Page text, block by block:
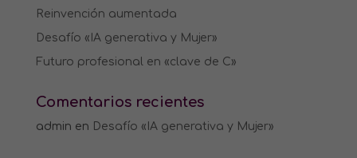
Reinvención aumentada
Desafío «IA generativa y Mujer»
Futuro profesional en «clave de C»
Comentarios recientes
admin en Desafío «IA generativa y Mujer»